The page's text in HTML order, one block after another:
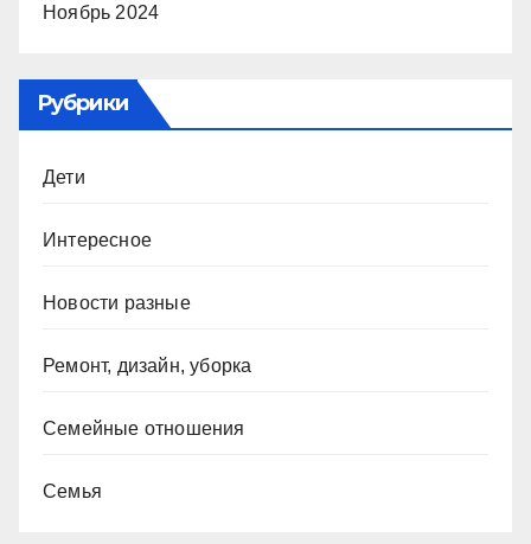
Ноябрь 2024
Рубрики
Дети
Интересное
Новости разные
Ремонт, дизайн, уборка
Семейные отношения
Семья